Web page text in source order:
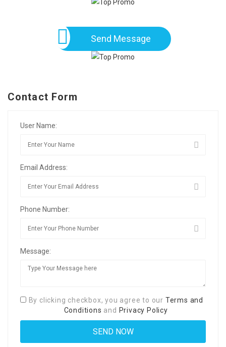
Send Message
Contact Form
User Name:
Email Address:
Phone Number:
Message:
By clicking checkbox, you agree to our Terms and
Conditions and Privacy Policy